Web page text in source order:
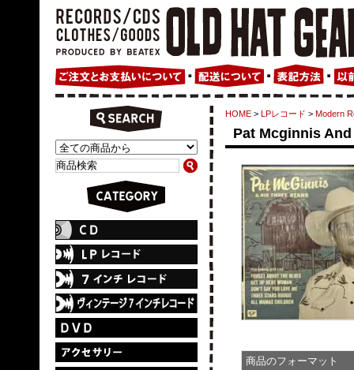
HOME > LPレコード > Modern
Pat Mcginnis
商品のフォーマット